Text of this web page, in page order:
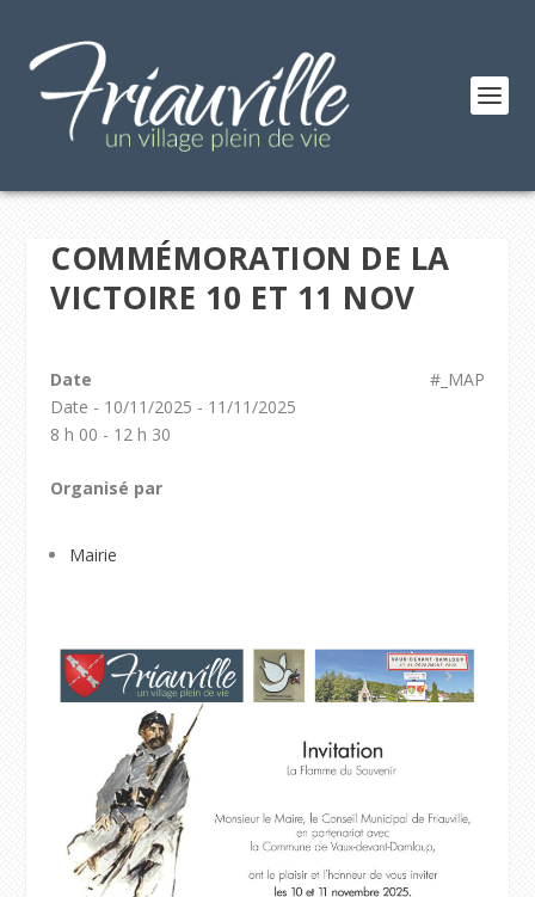
COMMÉMORATION DE LA
VICTOIRE 10 ET 11 NOV
#_MAP
Date
Date - 10/11/2025 - 11/11/2025
8 h 00 - 12 h 30
Organisé par
Mairie